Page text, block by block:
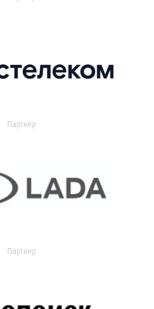
Партнер
Партнер